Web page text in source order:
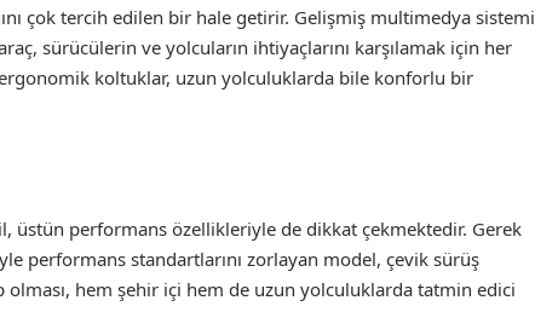
çok tercih edilen bir hale getirir. Gelişmiş multimedya sistemi
sürücülerin ve yolcuların ihtiyaçlarını karşılamak için her
ergonomik koltuklar, uzun yolculuklarda bile konforlu bir
üstün performans özellikleriyle de dikkat çekmektedir. Gerek
performans standartlarını zorlayan model, çevik sürüş
hem şehir içi hem de uzun yolculuklarda tatmin edici